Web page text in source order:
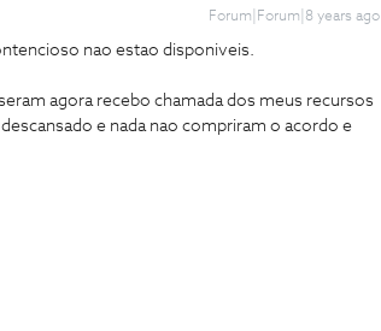
Forum|Forum|8 years ago
nao estao disponiveis.
agora recebo chamada dos meus recursos
e nada nao compriram o acordo e